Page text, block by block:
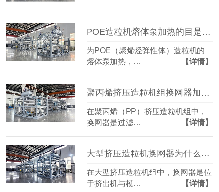
POE造粒机熔体泵加热的目是什么？
为POE（聚烯烃弹性体）造粒机的
熔体泵加热，…
【详情】
聚丙烯挤压造粒机组换网器加热方式？
在聚丙烯（PP）挤压造粒机组中，
换网器是过滤…
【详情】
大型挤压造粒机换网器为什么需要加热？
在大型挤压造粒机组中，换网器是位
于挤出机与模…
【详情】